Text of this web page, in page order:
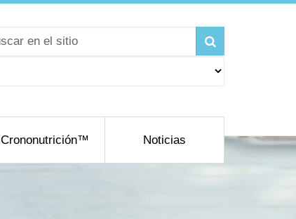
Crononutrición™ Noticias